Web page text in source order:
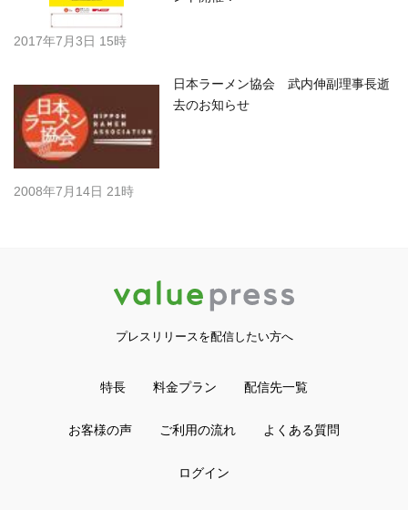
2017年7月3日 15時
日本ラーメン協会 武内伸副理事長逝
去のお知らせ
2008年7月14日 21時
プレスリリースを配信したい方へ
特長 料金プラン 配信先一覧
お客様の声 ご利用の流れ よくある質問
ログイン